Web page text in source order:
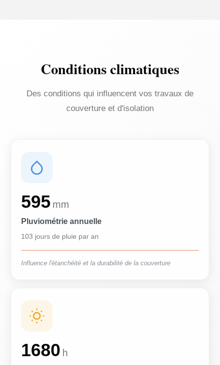
Conditions climatiques
Des conditions qui influencent vos travaux de
couverture et d'isolation
595 mm
Pluviométrie annuelle
103 jours de pluie par an
Influence l'étanchéité et la durabilité de la couverture
1680 h